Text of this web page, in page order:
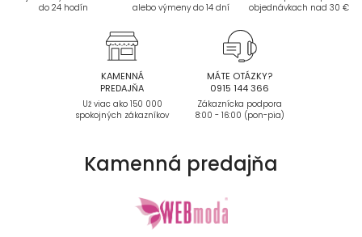
do 24 hodín
alebo výmeny do 14 dní
objednávkach nad 30 €
KAMENNÁ
PREDAJŇA
Už viac ako 150 000
spokojných zákazníkov
MÁTE OTÁZKY?
0915 144 366
Zákaznícka podpora
8:00 - 16:00 (pon-pia)
Kamenná predajňa